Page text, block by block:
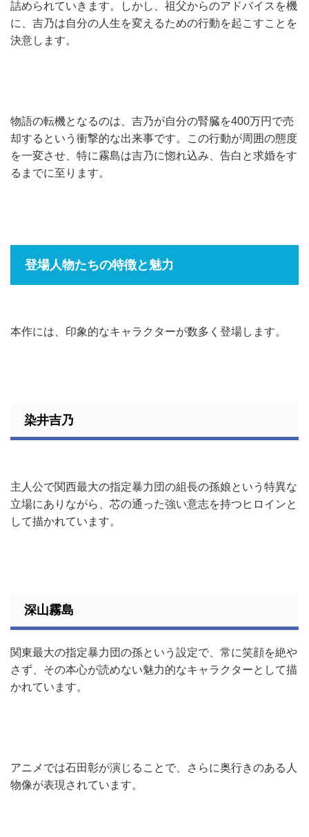
詰められていきます。しかし、祖父からのアドバイスを機
に、吉乃は自分の人生を変えるための行動を起こすことを
決意します。
物語の転機となるのは、吉乃が自分の腎臓を400万円で売
却するという衝撃的な出来事です。この行動が周囲の態度
を一変させ、特に霧島は吉乃に惚れ込み、告白と求婚をす
るまでに至ります。
登場人物たちの特徴と魅力
本作には、印象的なキャラクターが数多く登場します。
染井吉乃
主人公で関西最大の指定暴力団の組長の孫娘という特異な
立場にありながら、芯の通った強い意志を持つヒロインと
して描かれています。
深山霧島
関東最大の指定暴力団の孫という設定で、常に笑顔を絶や
さず、その本心が読めない魅力的なキャラクターとして描
かれています。
アニメでは石田彰が演じることで、さらに奥行きのある人
物像が表現されています。